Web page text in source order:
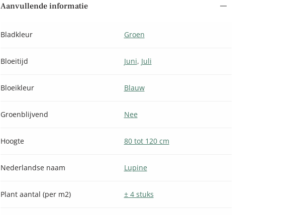
Aanvullende informatie
Bladkleur Groen
Bloeitijd Juni, Juli
Bloeikleur Blauw
Groenblijvend Nee
Hoogte 80 tot 120 cm
Nederlandse naam Lupine
Plant aantal (per m2) ± 4 stuks